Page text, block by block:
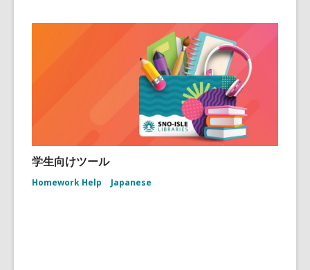
学生向けツール
Homework Help Japanese